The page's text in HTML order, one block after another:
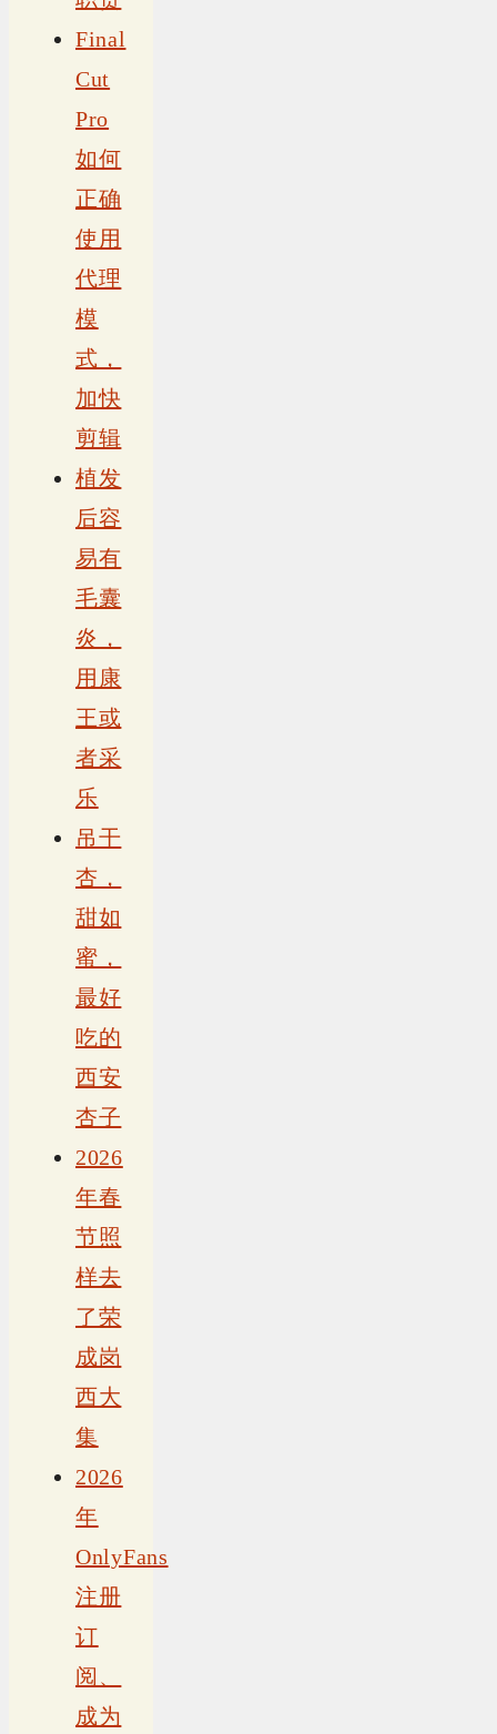
Final
Cut
Pro
如何
正确
使用
代理
模
式，
加快
剪辑
植发
后容
易有
毛囊
炎，
用康
王或
者采
乐
吊干
杏，
甜如
蜜，
最好
吃的
西安
杏子
2026
年春
节照
样去
了荣
成岗
西大
集
2026
年
OnlyFans
注册
订
阅、
成为